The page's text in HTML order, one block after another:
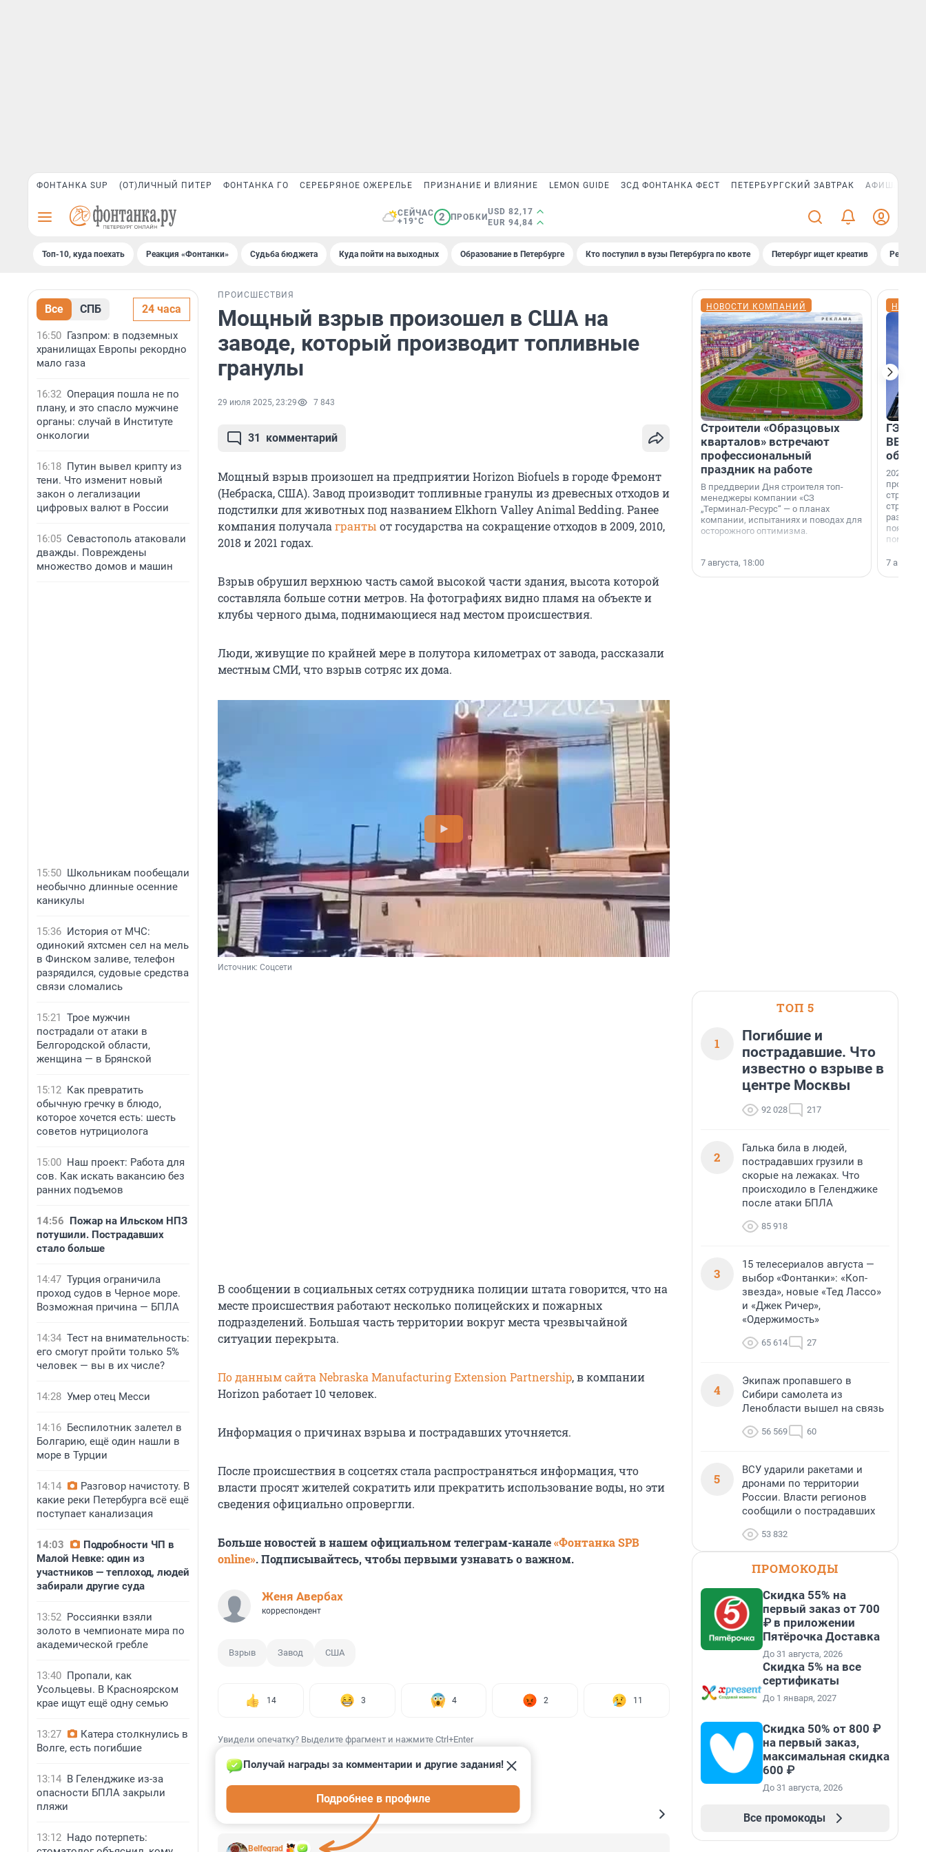
ФОНТАНКА SUP (ОТ)ЛИЧНЫЙ ПИТЕР ФОНТАНКА ГО СЕРЕБРЯНОЕ ОЖЕРЕЛЬЕ ПРИЗНАНИЕ И ВЛИЯНИЕ LEMON GUIDE ЗСД ФОНТАНКА ФЕСТ ПЕТЕРБУРГСКИЙ ЗАВТРАК АФИША PLUS
СЕЙЧАС
+19°C
2 ПРОБКИ
USD 82,17
EUR 94,84
Топ-10, куда поехать Реакция «Фонтанки» Судьба бюджета Куда пойти на выходных Образование в Петербурге Кто поступил в вузы Петербурга по квоте Петербург ищет креатив
Все СПБ 24 часа
16:50 Газпром: в подземных
хранилищах Европы рекордно
мало газа
16:32 Операция пошла не по
плану, и это спасло мужчине
органы: случай в Институте
онкологии
16:18 Путин вывел крипту из
тени. Что изменит новый
закон о легализации
цифровых валют в России
16:05 Севастополь атаковали
дважды. Повреждены
множество домов и машин
15:50 Школьникам пообещали
необычно длинные осенние
каникулы
15:36 История от МЧС:
одинокий яхтсмен сел на мель
в Финском заливе, телефон
разрядился, судовые средства
связи сломались
15:21 Трое мужчин
пострадали от атаки в
Белгородской области,
женщина — в Брянской
15:12 Как превратить
обычную гречку в блюдо,
которое хочется есть: шесть
советов нутрициолога
15:00 Наш проект: Работа для
сов. Как искать вакансию без
ранних подъемов
14:56 Пожар на Ильском НПЗ
потушили. Пострадавших
стало больше
14:47 Турция ограничила
проход судов в Черное море.
Возможная причина — БПЛА
14:34 Тест на внимательность:
его смогут пройти только 5%
человек — вы в их числе?
14:28 Умер отец Месси
14:16 Беспилотник залетел в
Болгарию, ещё один нашли в
море в Турции
14:14
Разговор начистоту. В
какие реки Петербурга всё ещё
поступает канализация
14:03
Подробности ЧП в
Малой Невке: один из
участников — теплоход, людей
забирали другие суда
13:52 Россиянки взяли
золото в чемпионате мира по
академической гребле
13:40 Пропали, как
Усольцевы. В Красноярском
крае ищут ещё одну семью
13:27
Катера столкнулись в
Волге, есть погибшие
13:14 В Геленджике из-за
опасности БПЛА закрыли
пляжи
13:12 Надо потерпеть:
ПРОИСШЕСТВИЯ
Мощный взрыв произошел в США на
заводе, который производит топливные
гранулы
29 июля 2025, 23:29 7 843
31 комментарий
Мощный взрыв произошел на предприятии Horizon Biofuels в городе Фремонт
(Небраска, США). Завод производит топливные гранулы из древесных отходов и
подстилки для животных под названием Elkhorn Valley Animal Bedding. Ранее
компания получала гранты от государства на сокращение отходов в 2009, 2010,
2018 и 2021 годах.
Взрыв обрушил верхнюю часть самой высокой части здания, высота которой
составляла больше сотни метров. На фотографиях видно пламя на объекте и
клубы черного дыма, поднимающиеся над местом происшествия.
Люди, живущие по крайней мере в полутора километрах от завода, рассказали
местным СМИ, что взрыв сотряс их дома.
Источник: Соцсети
В сообщении в социальных сетях сотрудника полиции штата говорится, что на
месте происшествия работают несколько полицейских и пожарных
подразделений. Большая часть территории вокруг места чрезвычайной
ситуации перекрыта.
По данным сайта Nebraska Manufacturing Extension Partnership, в компании
Horizon работает 10 человек.
Информация о причинах взрыва и пострадавших уточняется.
После происшествия в соцсетях стала распространяться информация, что
власти просят жителей сократить или прекратить использование воды, но эти
сведения официально опровергли.
Больше новостей в нашем официальном телеграм-канале«Фонтанка SPB
online». Подписывайтесь, чтобы первыми узнавать о важном.
Женя Авербах
корреспондент
Взрыв Завод США
14 3 4 2 11
Увидели опечатку? Выделите фрагмент и нажмите Ctrl+Enter
КОММЕНТАРИИ 31
Belfegrad
Получай награды за комментарии и другие задания!
Подробнее в профиле
НОВОСТИ КОМПАНИЙ
Строители «Образцовых
кварталов» встречают
профессиональный
праздник на работе
В преддверии Дня строителя топ-
менеджеры компании «СЗ
„Терминал-Ресурс“ — о планах
компании, испытаниях и поводах для
осторожного оптимизма.
7 августа, 18:00
ГЭС,
ВВП: в
об
2026-й —
раз. В
7
ТОП 5
1
Погибшие и
пострадавшие. Что
известно о взрыве в
центре Москвы
92 028 217
2
Галька била в людей,
пострадавших грузили в
скорые на лежаках. Что
происходило в Геленджике
после атаки БПЛА
85 918
3
15 телесериалов августа —
выбор «Фонтанки»: «Коп-
звезда», новые «Тед Лассо»
и «Джек Ричер»,
«Одержимость»
65 614 27
4
Экипаж пропавшего в
Сибири самолета из
Ленобласти вышел на связь
56 569 60
5
ВСУ ударили ракетами и
дронами по территории
России. Власти регионов
сообщили о пострадавших
53 832
ПРОМОКОДЫ
Скидка 55% на
первый заказ от 700
₽ в приложении
Пятёрочка Доставка
До 31 августа, 2026
Скидка 5% на все
сертификаты
До 1 января, 2027
Скидка 50% от 800 ₽
на первый заказ,
максимальная скидка
600 ₽
До 31 августа, 2026
Все промокоды